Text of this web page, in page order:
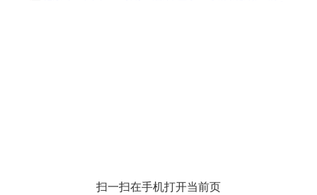
扫一扫在手机打开当前页